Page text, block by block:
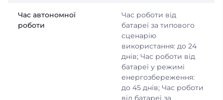
Час автономної
роботи
Час роботи від
батареї за типового
сценарію
використання: до 24
днів; Час роботи від
батареї у режимі
енергозбереження:
до 45 днів; Час роботи
від батареї за